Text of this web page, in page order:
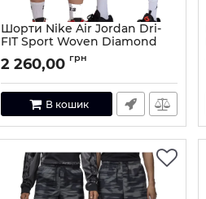
Шорти Nike Air Jordan Dri-
FIT Sport Woven Diamond
FQ2989-687
Артикул: FQ2989-687-XXL
2 260,00 грн
В кошик